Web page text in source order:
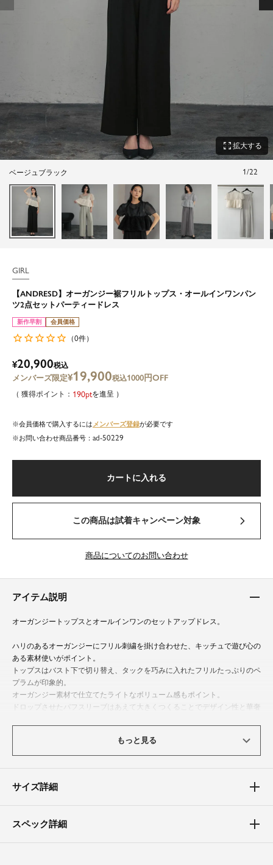
zoom_out_map 拡大する
ベージュブラック 1/22
GIRL
【ANDRESD】オーガンジー裾フリルトップス・オールインワンパン
ツ2点セットパーティードレス
新作早割 会員価格
（0件）
¥20,900税込
¥19,900税込1000円OFF
190 を進呈
会員価格で購入するには メンバーズ登録が必要です
商品番号
ad-50229
カートに入れる
この商品は試着キャンペーン対象
商品についてのお問い合わせ
アイテム説明
オーガンジートップスとオールインワンのセットアップドレス。
ハリのあるオーガンジーにフリル刺繍を掛け合わせた、キッチュで遊び心の
ある素材使いがポイント。
トップスはバスト下で切り替え、タックを巧みに入れたフリルたっぷりのペ
プラムが印象的。
オーガンジー素材で仕立てたライトなボリューム感もポイント。
ドロップさせたパフスリーブはあえて大きくつくることでデザイン性と華奢
オールインワンはデコルテを綺麗に見せつつ、キャミタイプより肌見せが少
ない安心感のあるスクエアネックで、着やすさとスタイルアップを実現しま
パーティーからデイリーまで幅広いシーンに寄り添います。
体型カバーポイント
もっと見る
サイズ詳細
スペック詳細